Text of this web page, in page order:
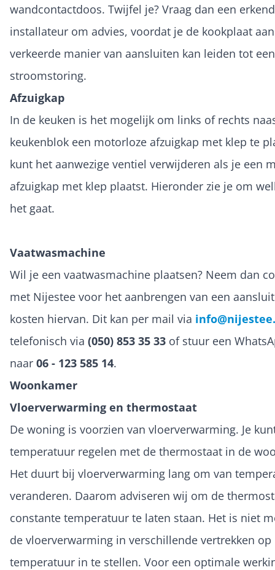
wandcontactdoos. Twijfel je? Vraag dan een erkend
installateur om advies, voordat je de kookplaat
verkeerde manier van aansluiten kan leiden tot een
stroomstoring.
Afzuigkap
In de keuken is het mogelijk om links of rechts
keukenblok een motorloze afzuigkap met klep te
kunt het aanwezige ventiel verwijderen als je een
afzuigkap met klep plaatst. Hieronder zie je om
het gaat.
Vaatwasmachine
Wil je een vaatwasmachine plaatsen? Neem dan
met Nijestee voor het aanbrengen van een
kosten hiervan. Dit kan per mail via
telefonisch via (050) 853 35 33 of stuur een
naar 06 - 123 585 14.
Woonkamer
Vloerverwarming en thermostaat
De woning is voorzien van vloerverwarming. Je
temperatuur regelen met de thermostaat in de
Het duurt bij vloerverwarming lang om van
veranderen. Daarom adviseren wij om de
constante temperatuur te laten staan. Het is niet
de vloerverwarming in verschillende vertrekken op
temperatuur in te stellen. Voor een optimale